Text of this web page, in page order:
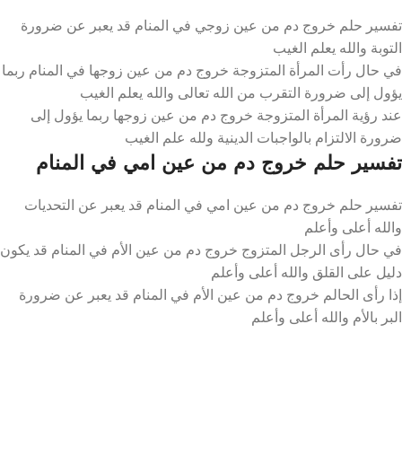
تفسير حلم خروج دم من عين زوجي في المنام قد يعبر عن ضرورة
التوبة والله يعلم الغيب
في حال رأت المرأة المتزوجة خروج دم من عين زوجها في المنام ربما
يؤول إلى ضرورة التقرب من الله تعالى والله يعلم الغيب
عند رؤية المرأة المتزوجة خروج دم من عين زوجها ربما يؤول إلى
ضرورة الالتزام بالواجبات الدينية ولله علم الغيب
تفسير حلم خروج دم من عين امي في المنام
تفسير حلم خروج دم من عين امي في المنام قد يعبر عن التحديات
والله أعلى وأعلم
في حال رأى الرجل المتزوج خروج دم من عين الأم في المنام قد يكون
دليل على القلق والله أعلى وأعلم
إذا رأى الحالم خروج دم من عين الأم في المنام قد يعبر عن ضرورة
البر بالأم والله أعلى وأعلم